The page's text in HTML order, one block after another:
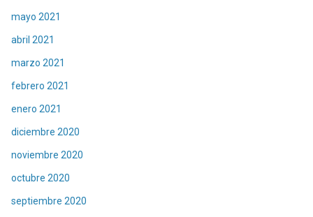
mayo 2021
abril 2021
marzo 2021
febrero 2021
enero 2021
diciembre 2020
noviembre 2020
octubre 2020
septiembre 2020